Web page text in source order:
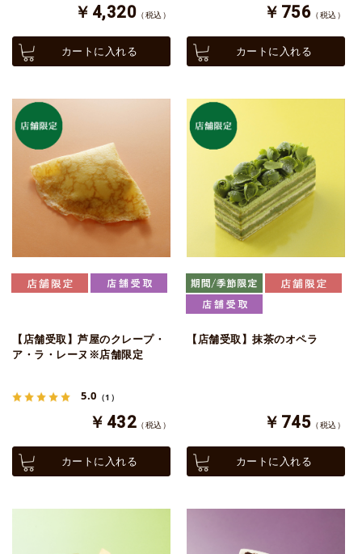
￥4,320 （税込）
カートに入れる
￥756 （税込）
カートに入れる
【店舗受取】芦屋のクレープ・
ア・ラ・レーヌ※店舗限定
5.0 （1）
￥432 （税込）
カートに入れる
【店舗受取】抹茶のオペラ
￥745 （税込）
カートに入れる